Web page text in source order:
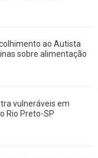
ao Autista
sobre alimentação
vulneráveis em
Rio Preto-SP